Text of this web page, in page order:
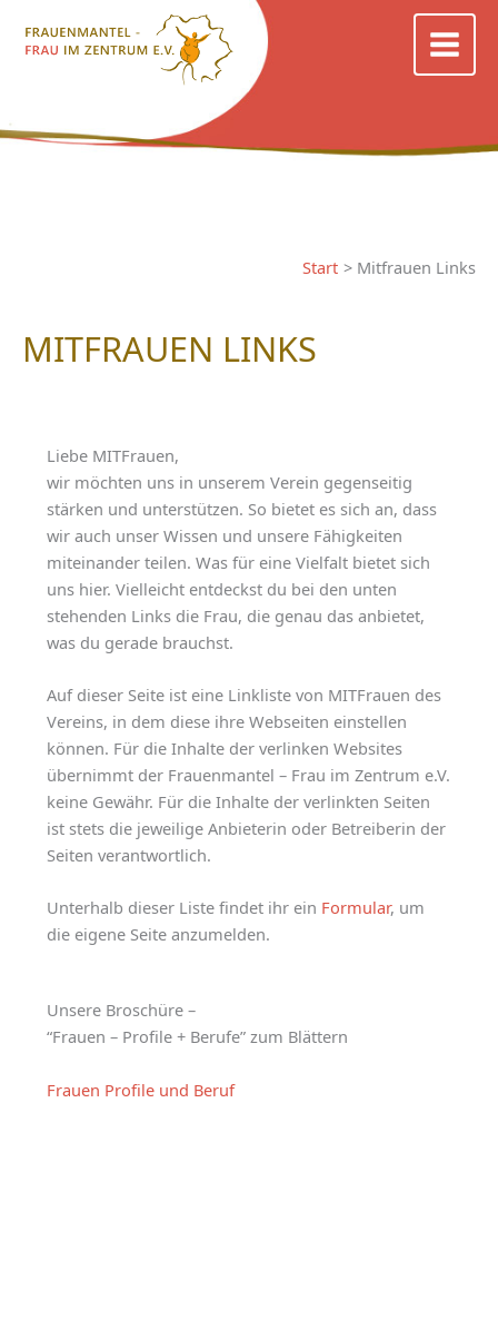
Inhalt
Start Mitfrauen Links
MITFRAUEN LINKS
Liebe MITFrauen,
wir möchten uns in unserem Verein gegenseitig
stärken und unterstützen. So bietet es sich an, dass
wir auch unser Wissen und unsere Fähigkeiten
miteinander teilen. Was für eine Vielfalt bietet sich
uns hier. Vielleicht entdeckst du bei den unten
stehenden Links die Frau, die genau das anbietet,
was du gerade brauchst.
Auf dieser Seite ist eine Linkliste von MITFrauen des
Vereins, in dem diese ihre Webseiten einstellen
können. Für die Inhalte der verlinken Websites
übernimmt der Frauenmantel – Frau im Zentrum e.V.
keine Gewähr. Für die Inhalte der verlinkten Seiten
ist stets die jeweilige Anbieterin oder Betreiberin der
Seiten verantwortlich.
Unterhalb dieser Liste findet ihr ein Formular, um
die eigene Seite anzumelden.
Unsere Broschüre –
“Frauen – Profile + Berufe” zum Blättern
Frauen Profile und Beruf